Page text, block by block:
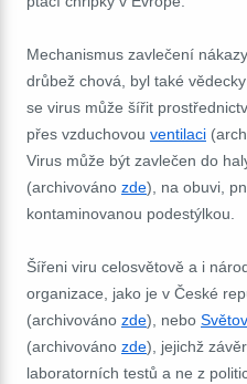
Mechanismus zavlečení
drůbež chová, byl také
se virus může šířit
přes vzduchovou ventilaci
Virus může být zavlečen do
(archivováno zde), na obuvi,
kontaminovanou podestýlkou.
Šířeni viru celosvětově a i
organizace, jako je v České
(archivováno zde), nebo
(archivováno zde), jejichž
laboratorních testů a ne z